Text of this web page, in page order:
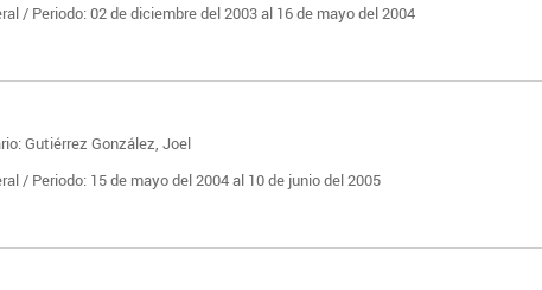
/ Periodo: 02 de diciembre del 2003 al 16 de mayo del 2004
Gutiérrez González, Joel
/ Periodo: 15 de mayo del 2004 al 10 de junio del 2005